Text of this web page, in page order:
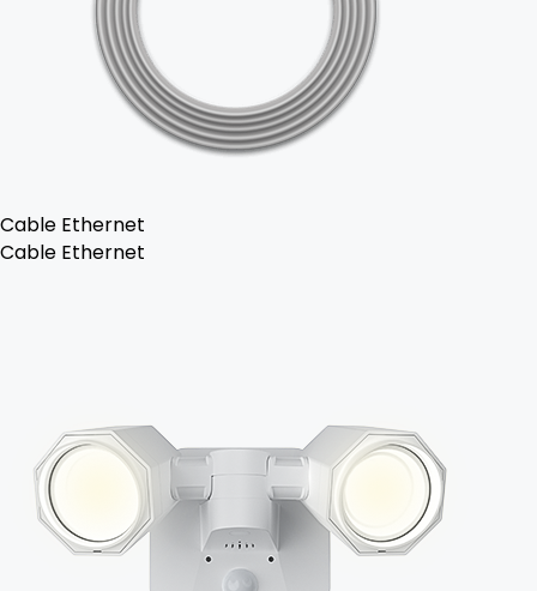
Cable Ethernet
Cable Ethernet